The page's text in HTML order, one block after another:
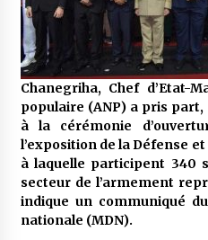
5 ans ago
Rencontre nocturne
touareg)
5 ans ago
Un conte
5 ans ago
Tradition orale/
Chanegriha, Chef d’Etat-
populaire (ANP) a pris part,
à la cérémonie
l’exposition de la Défense
à laquelle participent 340
secteur de l’armement
indique un communiqué
nationale (MDN).